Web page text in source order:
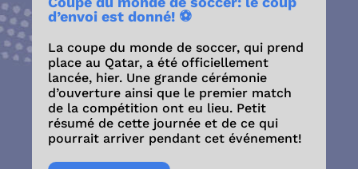
d’envoi est donné! ⚽
La coupe du monde de soccer, qui prend
place au Qatar, a été officiellement
lancée, hier. Une grande cérémonie
d’ouverture ainsi que le premier match
de la compétition ont eu lieu. Petit
résumé de cette journée et de ce qui
pourrait arriver pendant cet événement!